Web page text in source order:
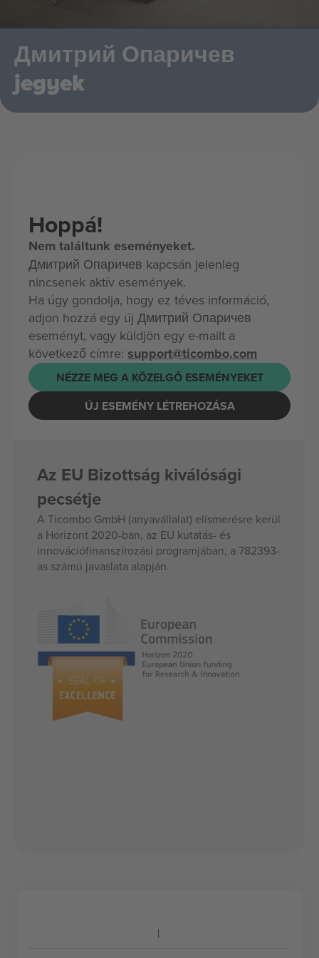
Дмитрий Опаричев
jegyek
Hoppá!
Nem találtunk eseményeket.
Дмитрий Опаричев kapcsán jelenleg
nincsenek aktív események.
Ha úgy gondolja, hogy ez téves információ,
adjon hozzá egy új Дмитрий Опаричев
eseményt, vagy küldjön egy e-mailt a
következő címre: support@ticombo.com
NÉZZE MEG A KÖZELGŐ ESEMÉNYEKET
ÚJ ESEMÉNY LÉTREHOZÁSA
Az EU Bizottság kiválósági
pecsétje
A Ticombo GmbH (anyavállalat) elismerésre kerül
a Horizont 2020-ban, az EU kutatás- és
innovációfinanszírozási programjában, a 782393-
as számú javaslata alapján.